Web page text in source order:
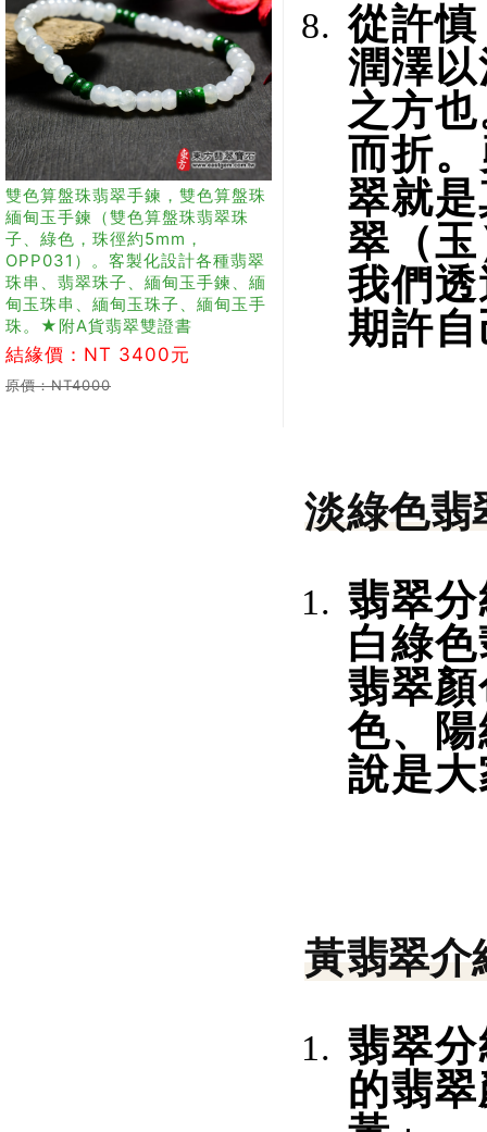
雙色算盤珠翡翠手鍊，雙色算盤珠
緬甸玉手鍊（雙色算盤珠翡翠珠
子、綠色，珠徑約5mm，
OPP031）。客製化設計各種翡翠
珠串、翡翠珠子、緬甸玉手鍊、緬
甸玉珠串、緬甸玉珠子、緬甸玉手
珠。★附A貨翡翠雙證書
結緣價：NT 3400元
原價：NT4000
從許
潤澤
之方
而折
翠就
翠（
我們
期許
淡綠色翡
翡翠
白綠
翡翠
色、
說是
黃翡翠介
翡翠
的翡